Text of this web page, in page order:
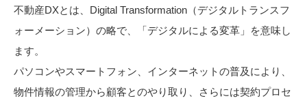
不動産DXとは、Digital Transformation（デジタルトランスフ
ォーメーション）の略で、「デジタルによる変革」を意味し
ます。
パソコンやスマートフォン、インターネットの普及により、
物件情報の管理から顧客とのやり取り、さらには契約プロセ